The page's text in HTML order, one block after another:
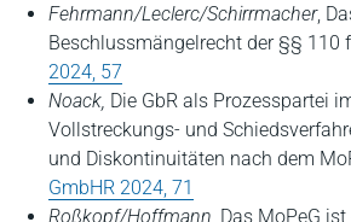
Fehrmann/Leclerc/Schirrmacher,
Beschlussmängelrecht der §§ 110
2024, 57
Noack, Die GbR als Prozesspartei
Vollstreckungs- und
und Diskontinuitäten nach dem
GmbHR 2024, 71
Roßkopf/Hoffmann , Das MoPeG ist